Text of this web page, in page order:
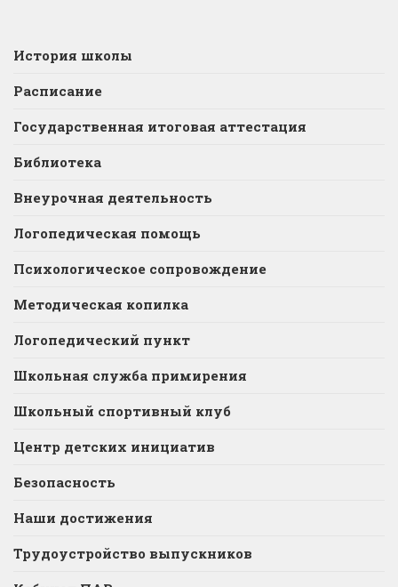
История школы
Расписание
Государственная итоговая аттестация
Библиотека
Внеурочная деятельность
Логопедическая помощь
Психологическое сопровождение
Методическая копилка
Логопедический пункт
Школьная служба примирения
Школьный спортивный клуб
Центр детских инициатив
Безопасность
Наши достижения
Трудоустройство выпускников